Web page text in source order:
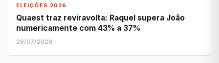
ELEIÇÕES 2026
Quaest traz reviravolta: Raquel supera João
numericamente com 43% a 37%
28/07/2026